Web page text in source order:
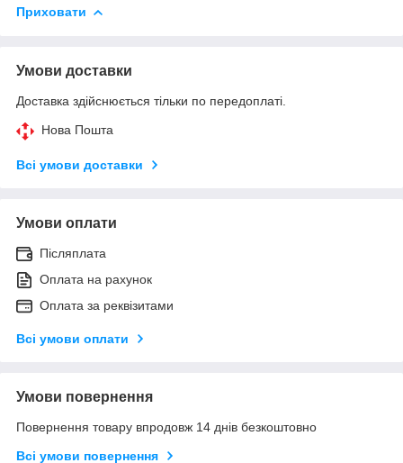
Приховати
Умови доставки
Доставка здійснюється тільки по передоплаті.
Нова Пошта
Всі умови доставки
Умови оплати
Післяплата
Оплата на рахунок
Оплата за реквізитами
Всі умови оплати
Умови повернення
Повернення товару впродовж 14 днів безкоштовно
Всі умови повернення